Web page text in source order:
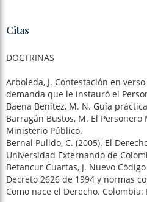
Citas
DOCTRINAS
Arboleda, J. Contestación en
demanda que le instauró el
Baena Benítez, M. N. Guía
Barragán Bustos, M. El
Ministerio Público.
Bernal Pulido, C. (2005). El
Universidad Externando de
Betancur Cuartas, J. Nuevo
Decreto 2626 de 1994 y normas
Como nace el Derecho. Colombia: